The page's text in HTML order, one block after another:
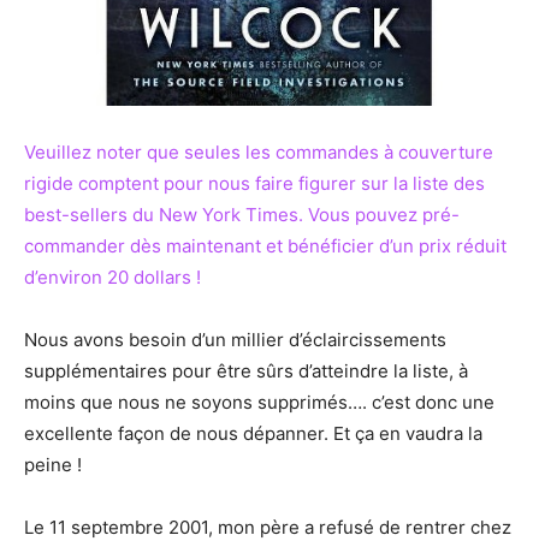
Veuillez noter que seules les commandes à couverture
rigide comptent pour nous faire figurer sur la liste des
best-sellers du New York Times. Vous pouvez pré-
commander dès maintenant et bénéficier d’un prix réduit
d’environ 20 dollars !
Nous avons besoin d’un millier d’éclaircissements
supplémentaires pour être sûrs d’atteindre la liste, à
moins que nous ne soyons supprimés…. c’est donc une
excellente façon de nous dépanner. Et ça en vaudra la
peine !
Le 11 septembre 2001, mon père a refusé de rentrer chez